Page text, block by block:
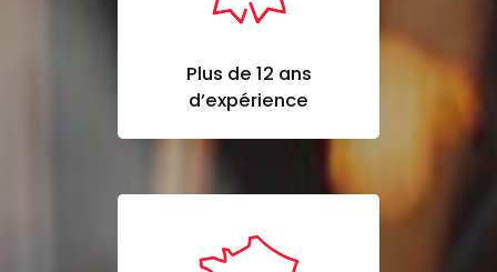
Plus de 12 ans
d’expérience